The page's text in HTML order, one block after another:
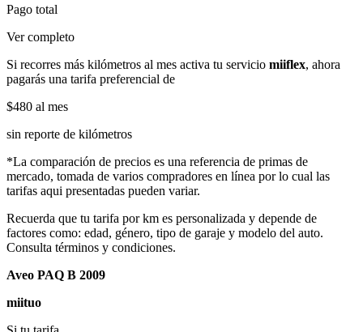
Pago total
Ver completo
Si recorres más kilómetros al mes activa tu servicio miiflex, ahora
pagarás una tarifa preferencial de
$480 al mes
sin reporte de kilómetros
*La comparación de precios es una referencia de primas de
mercado, tomada de varios compradores en línea por lo cual las
tarifas aqui presentadas pueden variar.
Recuerda que tu tarifa por km es personalizada y depende de
factores como: edad, género, tipo de garaje y modelo del auto.
Consulta términos y condiciones.
Aveo PAQ B 2009
miituo